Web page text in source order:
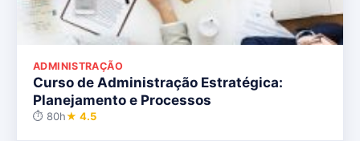
ADMINISTRAÇÃO
Curso de Administração Estratégica:
Planejamento e Processos
⏱ 80h★ 4.5